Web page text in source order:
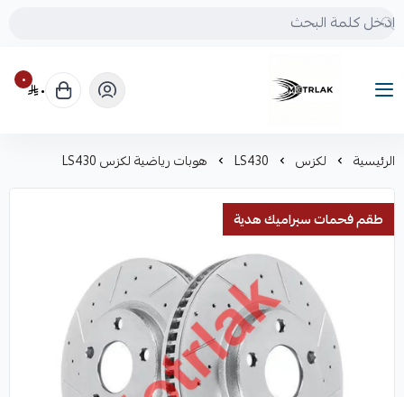
Motrlak
٠ ٠
الرئيسية لكزس LS430 هوبات رياضية لكزس LS430
طقم فحمات سيراميك هدية